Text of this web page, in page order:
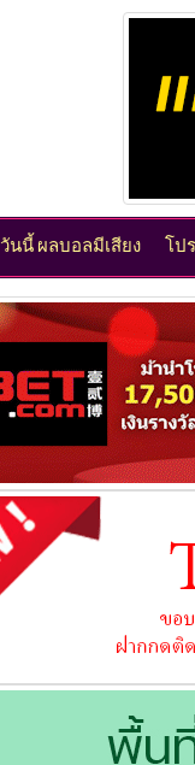
นนี้ ผลบอลมีเสียง โป